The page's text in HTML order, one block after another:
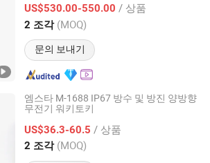
드
US$530.00-550.00 / 상품
2 조각 (MOQ)
문의 보내기
이후 2025
엠스타 M-1688 IP67 방수 및 방진 양방향
무전기 워키토키
US$36.3-60.5 / 상품
2 조각 (MOQ)
Communication Equipment Co., Ltd.
이후 2023